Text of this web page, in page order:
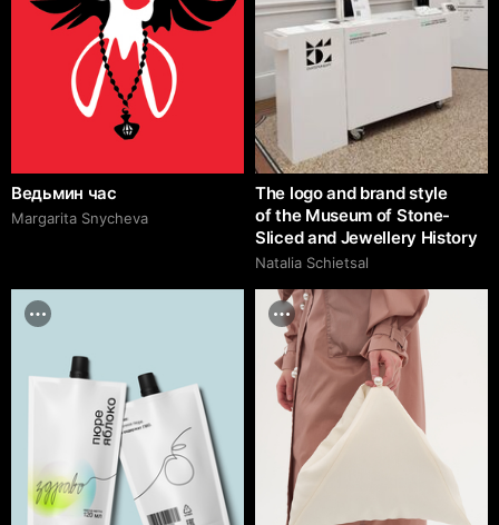
Ведьмин час
Margarita Snycheva
The logo and brand style
of the Museum of Stone-
Sliced and Jewellery History
Natalia Schietsal